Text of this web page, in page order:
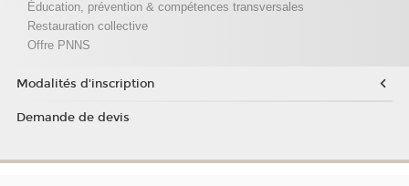
Éducation, prévention & compétences transversales
Restauration collective
Offre PNNS
Modalités d'inscription
Demande de devis